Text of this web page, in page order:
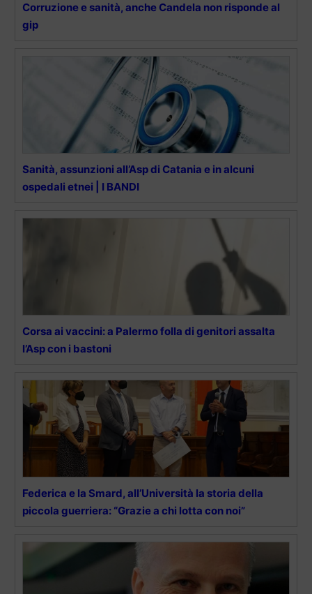
Corruzione e sanità, anche Candela non risponde al
gip
Sanità, assunzioni all’Asp di Catania e in alcuni
ospedali etnei | I BANDI
Corsa ai vaccini: a Palermo folla di genitori assalta
l’Asp con i bastoni
Federica e la Smard, all’Università la storia della
piccola guerriera: “Grazie a chi lotta con noi”